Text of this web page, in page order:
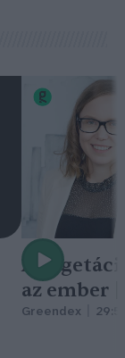
A
az ember
Greendex